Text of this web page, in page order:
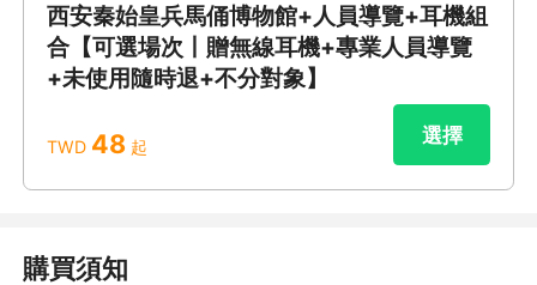
西安秦始皇兵馬俑博物館+人員導覽+耳機組
合【可選場次丨贈無線耳機+專業人員導覽
+未使用隨時退+不分對象】
TWD 48 起
選擇
購買須知